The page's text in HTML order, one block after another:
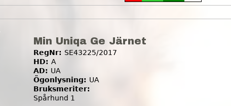
Min Uniqa Ge Järnet
RegNr: SE43225/2017
HD: A
AD: UA
Ögonlysning: UA
Bruksmeriter:
Spårhund 1